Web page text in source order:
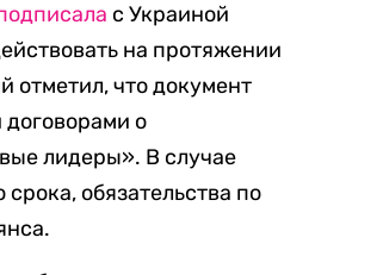
с Украиной
на протяжении
отметил, что документ
о
лидеры». В случае
обязательства по